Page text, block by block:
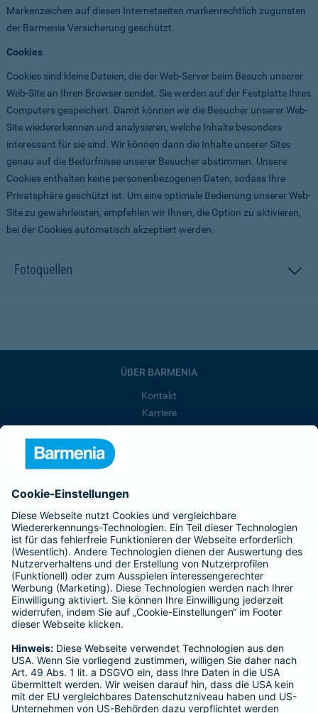
Markenzeichen auf diesen Internetseiten markenrechtlich zugunsten
der Barmenia Versicherung geschützt.
Cookies
Cookies sind kleine Dateien, die der Web-Server beim Besuch unserer
Web-Site an Ihren Browser sendet. Sie werden auf der Festplatte Ihres
Computers gespeichert. Damit können wir die Besucher unserer Web-
Site wiedererkennen und analysieren, welche Inhalte besonders
interessant für sie sind. Wir können dann die Inhalte unserer Sites
genau auf die Bedürfnisse unserer Besucher abstimmen. Unsere
Cookies enthalten keine personenbezogenen Daten, sodass Ihre
Privatsphäre geschützt ist. Um eine optimale Bedienung unserer Web-
Site zu gewährleisten, empfehlen wir Ihnen, die Option zu aktivieren,
bei der Cookies automatisch akzeptiert werden.
Fotoquellen
ÜBER BARMENIA
Kontakt
Karriere
Barmenia ist Teil der BarmeniaGothaer
BELIEBTE SEITEN
Kranken-Zusatzversicherung
Tierversicherungen
Haftpflichtversicherung
Hausratversicherung
Adresse ändern
Schaden melden
Kilometerstandsmeldung
Serviceübersicht